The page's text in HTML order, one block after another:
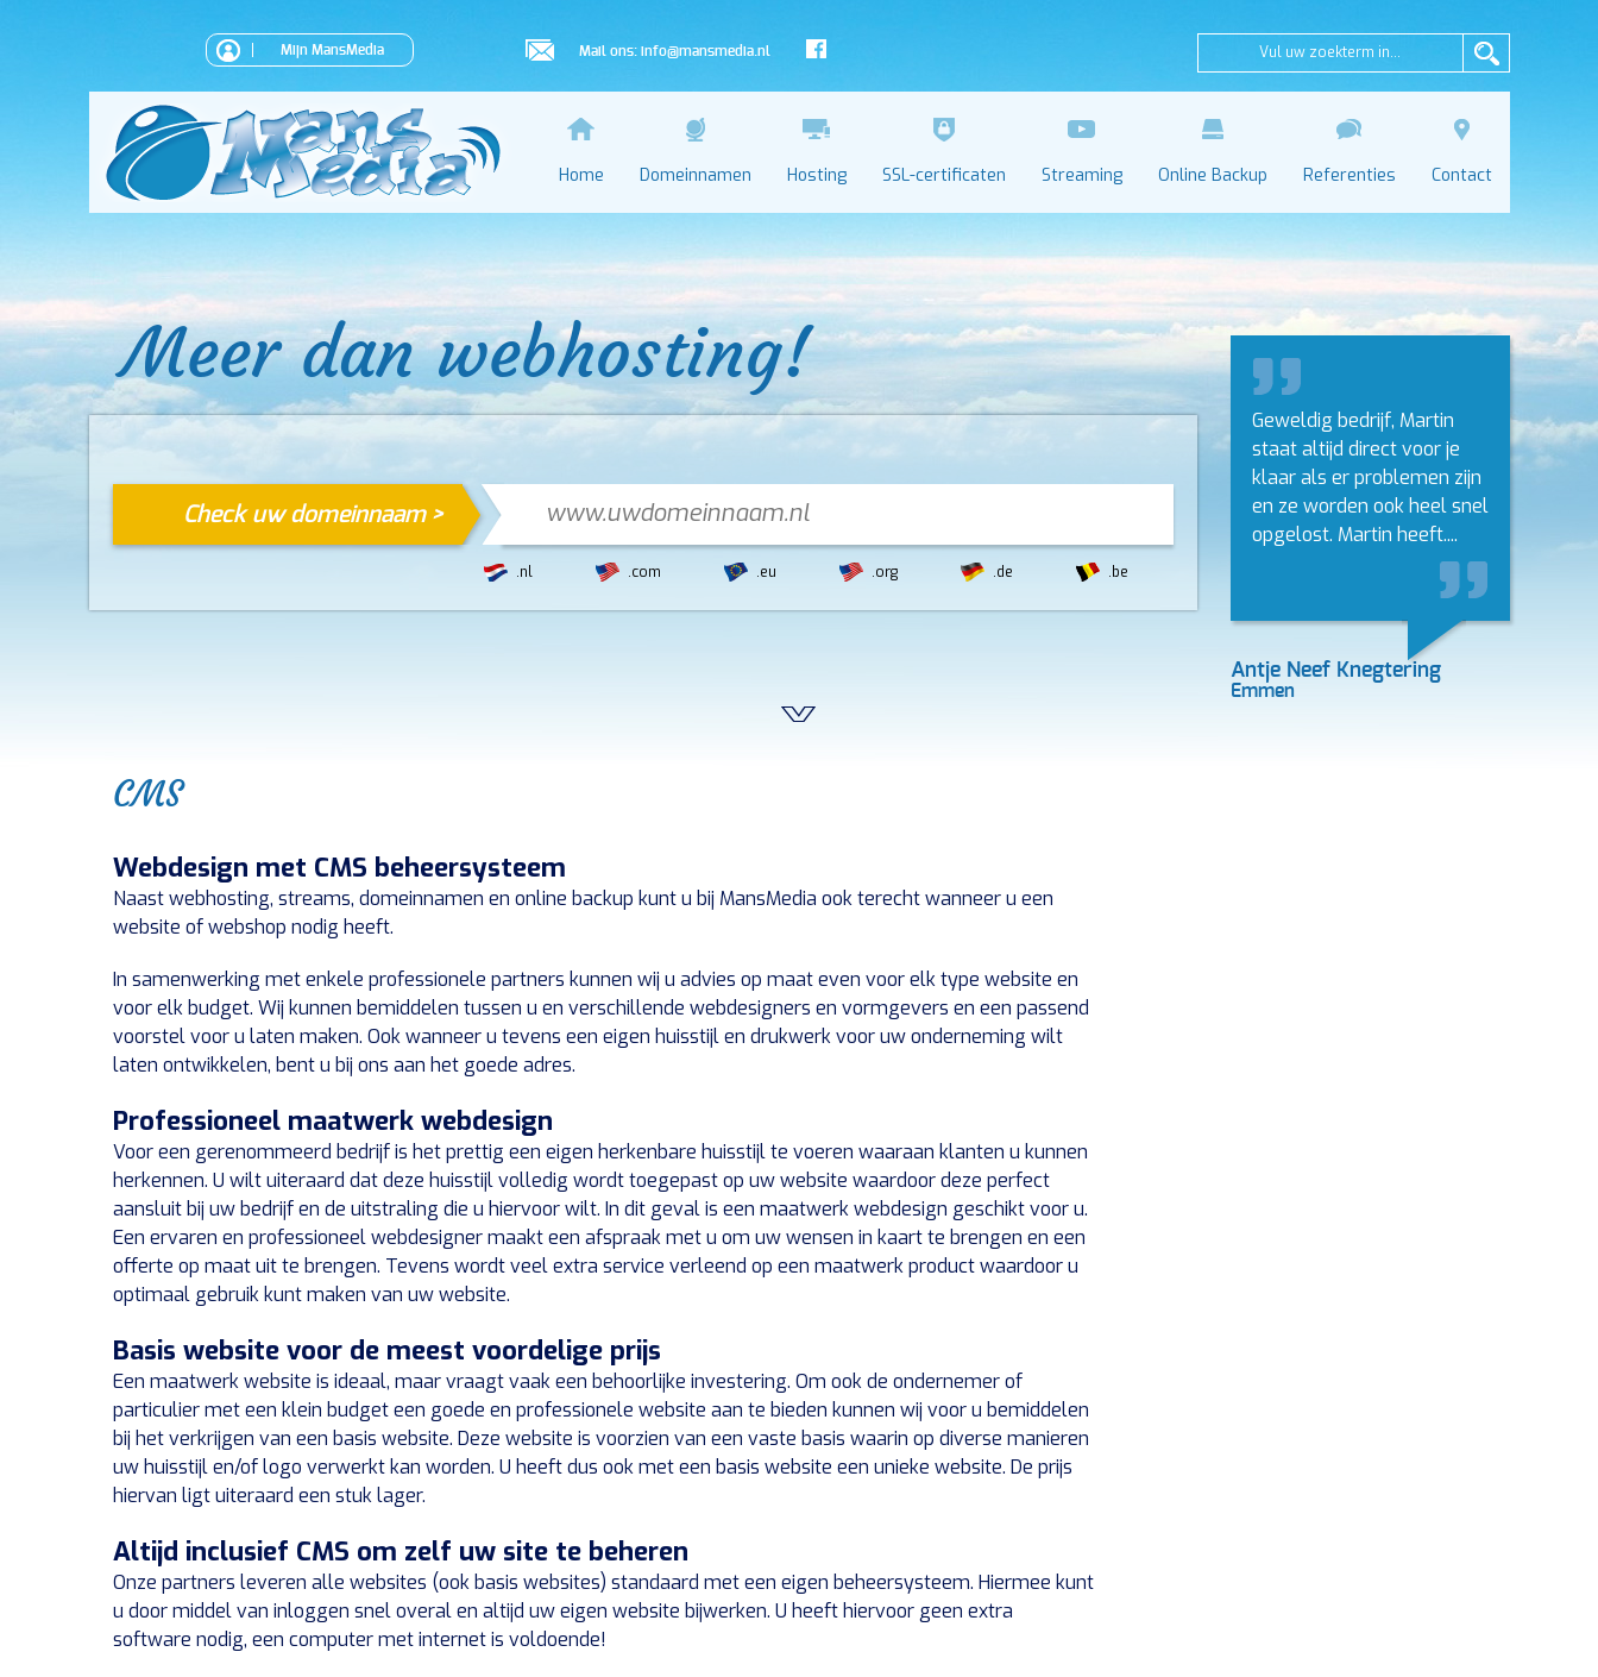
Mijn MansMedia Mail ons: info@mansmedia.nl
Home Domeinnamen Hosting SSL-certificaten Streaming Online Backup Referenties Contact
Meer dan webhosting!
Check uw domeinnaam >
.nl .com .eu .org .de .be
Geweldig bedrijf, Martin
staat altijd direct voor je
klaar als er problemen zijn
en ze worden ook heel snel
opgelost. Martin heeft....
Antje Neef Knegtering
Emmen
CMS
Webdesign met CMS beheersysteem
Naast webhosting, streams, domeinnamen en online backup kunt u bij MansMedia ook terecht wanneer u een
website of webshop nodig heeft.
In samenwerking met enkele professionele partners kunnen wij u advies op maat even voor elk type website en
voor elk budget. Wij kunnen bemiddelen tussen u en verschillende webdesigners en vormgevers en een passend
voorstel voor u laten maken. Ook wanneer u tevens een eigen huisstijl en drukwerk voor uw onderneming wilt
laten ontwikkelen, bent u bij ons aan het goede adres.
Professioneel maatwerk webdesign
Voor een gerenommeerd bedrijf is het prettig een eigen herkenbare huisstijl te voeren waaraan klanten u kunnen
herkennen. U wilt uiteraard dat deze huisstijl volledig wordt toegepast op uw website waardoor deze perfect
aansluit bij uw bedrijf en de uitstraling die u hiervoor wilt. In dit geval is een maatwerk webdesign geschikt voor u.
Een ervaren en professioneel webdesigner maakt een afspraak met u om uw wensen in kaart te brengen en een
offerte op maat uit te brengen. Tevens wordt veel extra service verleend op een maatwerk product waardoor u
optimaal gebruik kunt maken van uw website.
Basis website voor de meest voordelige prijs
Een maatwerk website is ideaal, maar vraagt vaak een behoorlijke investering. Om ook de ondernemer of
particulier met een klein budget een goede en professionele website aan te bieden kunnen wij voor u bemiddelen
bij het verkrijgen van een basis website. Deze website is voorzien van een vaste basis waarin op diverse manieren
uw huisstijl en/of logo verwerkt kan worden. U heeft dus ook met een basis website een unieke website. De prijs
hiervan ligt uiteraard een stuk lager.
Altijd inclusief CMS om zelf uw site te beheren
Onze partners leveren alle websites (ook basis websites) standaard met een eigen beheersysteem. Hiermee kunt
u door middel van inloggen snel overal en altijd uw eigen website bijwerken. U heeft hiervoor geen extra
software nodig, een computer met internet is voldoende!